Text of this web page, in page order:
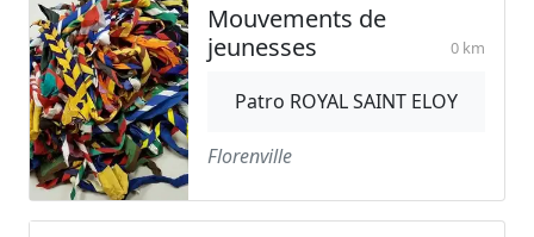
Mouvements de
jeunesses
0 km
Patro ROYAL SAINT ELOY
Florenville